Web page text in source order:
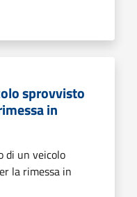
sprovvisto
in
di un veicolo
la rimessa in